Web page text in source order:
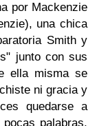
por Mackenzie
una chica
Smith y
junto con sus
ella misma se
ni gracia y
quedarse a
palabras,